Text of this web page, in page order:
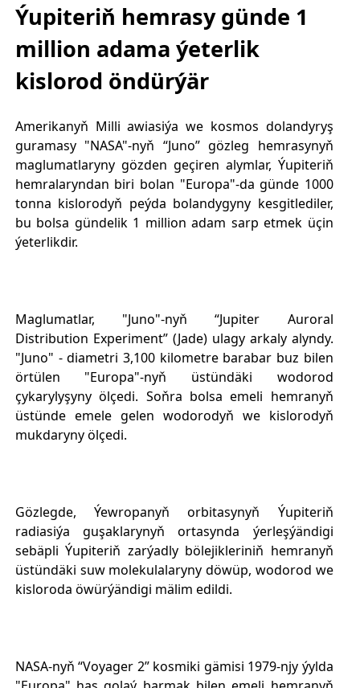
Ýupiteriň hemrasy günde 1
million adama ýeterlik
kislorod öndürýär
Amerikanyň Milli awiasiýa we kosmos dolandyryş
guramasy "NASA"-nyň “Juno” gözleg hemrasynyň
maglumatlaryny gözden geçiren alymlar, Ýupiteriň
hemralaryndan biri bolan "Europa"-da günde 1000
tonna kislorodyň peýda bolandygyny kesgitlediler,
bu bolsa gündelik 1 million adam sarp etmek üçin
ýeterlikdir.
Maglumatlar, "Juno"-nyň “Jupiter Auroral
Distribution Experiment” (Jade) ulagy arkaly alyndy.
"Juno" - diametri 3,100 kilometre barabar buz bilen
örtülen "Europa"-nyň üstündäki wodorod
çykarylyşyny ölçedi. Soňra bolsa emeli hemranyň
üstünde emele gelen wodorodyň we kislorodyň
mukdaryny ölçedi.
Gözlegde, Ýewropanyň orbitasynyň Ýupiteriň
radiasiýa guşaklarynyň ortasynda ýerleşýändigi
sebäpli Ýupiteriň zarýadly bölejikleriniň hemranyň
üstündäki suw molekulalaryny döwüp, wodorod we
kisloroda öwürýändigi mälim edildi.
NASA-nyň “Voyager 2” kosmiki gämisi 1979-njy ýylda